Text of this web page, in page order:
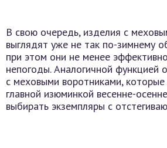
В свою очередь, изделия с
выглядят уже не так по-зимнему
при этом они не менее
непогоды. Аналогичной
с меховыми воротниками, которые
главной изюминкой весенне-
выбирать экземпляры с